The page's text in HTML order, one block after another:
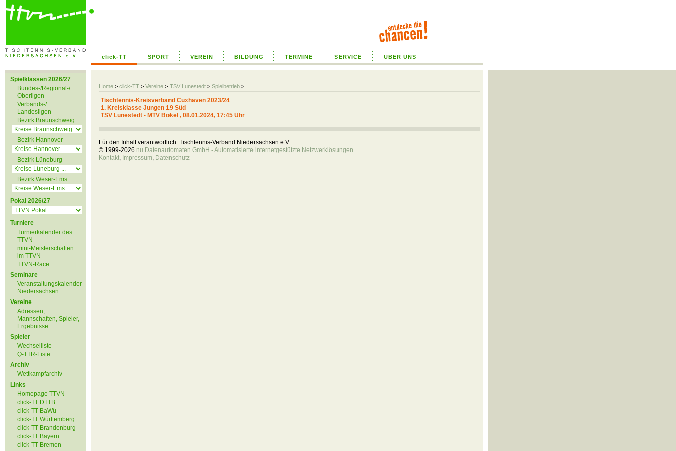
click-TT SPORT VEREIN BILDUNG TERMINE SERVICE ÜBER UNS
Home > click-TT > Vereine > TSV Lunestedt > Spielbetrieb >
Spielklassen 2026/27
Bundes-/Regional-/
Oberligen
Verbands-/
Landesligen
Bezirk Braunschweig
Bezirk Hannover
Bezirk Lüneburg
Bezirk Weser-Ems
Pokal 2026/27
Turniere
Turnierkalender des
TTVN
mini-Meisterschaften
im TTVN
TTVN-Race
Seminare
Veranstaltungskalender
Niedersachsen
Vereine
Adressen,
Mannschaften, Spieler,
Ergebnisse
Spieler
Wechselliste
Q-TTR-Liste
Archiv
Wettkampfarchiv
Links
Homepage TTVN
click-TT DTTB
click-TT BaWü
click-TT Württemberg
click-TT Brandenburg
click-TT Bayern
click-TT Bremen
Tischtennis-Kreisverband Cuxhaven 2023/24
1. Kreisklasse Jungen 19 Süd
TSV Lunestedt - MTV Bokel , 08.01.2024, 17:45 Uhr
Für den Inhalt verantwortlich: Tischtennis-Verband Niedersachsen e.V.
© 1999-2026 nu Datenautomaten GmbH - Automatisierte internetgestützte Netzwerklösungen
Kontakt, Impressum, Datenschutz